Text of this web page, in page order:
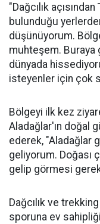
"Dağcılık
bulunduğu
düşünüyorum.
muhteşem.
dünyada
isteyenler için çok
Bölgeyi ilk kez
Aladağlar'ın doğal
ederek, "Aladağlar
geliyorum. Doğası
gelip görmesi
Dağcılık ve
sporuna ev